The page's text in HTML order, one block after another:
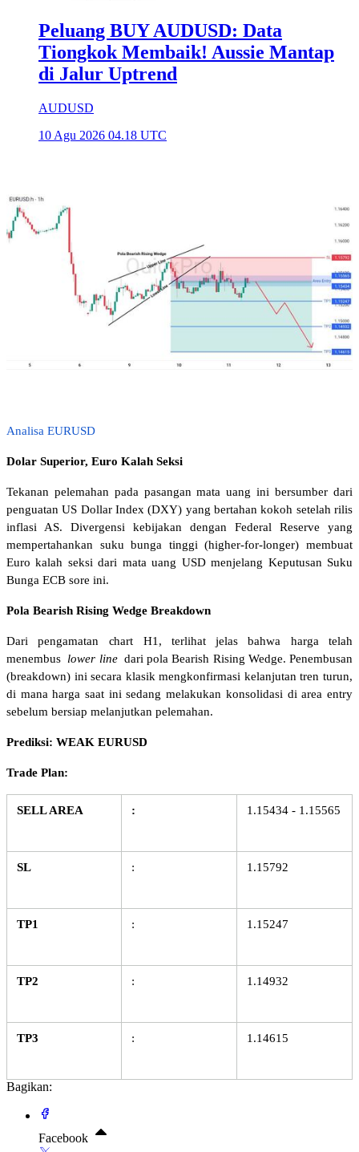
Peluang BUY AUDUSD: Data
Tiongkok Membaik! Aussie Mantap
di Jalur Uptrend
AUDUSD
10 Agu 2026 04.18 UTC
Analisa EURUSD
Dolar Superior, Euro Kalah Seksi
Tekanan pelemahan pada pasangan mata uang ini bersumber dari
penguatan US Dollar Index (DXY) yang bertahan kokoh setelah rilis
inflasi AS. Divergensi kebijakan dengan Federal Reserve yang
mempertahankan suku bunga tinggi (higher-for-longer) membuat
Euro kalah seksi dari mata uang USD menjelang Keputusan Suku
Bunga ECB sore ini.
Pola Bearish Rising Wedge Breakdown
Dari pengamatan chart H1, terlihat jelas bahwa harga telah
menembus lower line dari pola Bearish Rising Wedge. Penembusan
(breakdown) ini secara klasik mengkonfirmasi kelanjutan tren turun,
di mana harga saat ini sedang melakukan konsolidasi di area entry
sebelum bersiap melanjutkan pelemahan.
Prediksi: WEAK EURUSD
Trade Plan:
SELL AREA : 1.15434 - 1.15565
SL : 1.15792
TP1 : 1.15247
TP2 : 1.14932
TP3 : 1.14615
Bagikan:
Facebook